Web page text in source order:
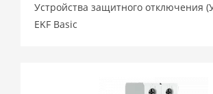
Устройства защитного отключения
EKF Basic